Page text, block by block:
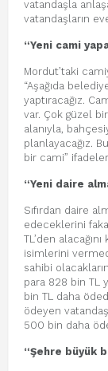
vatandaşla
vatandaşların
“Yeni cami
Mordut’taki
“Aşağıda
yaptıracağız.
var. Çok güzel
alanıyla,
planlayacağız.
bir cami”
“Yeni daire
Sıfırdan daire
edeceklerini
TL’den
isimlerini
sahibi
para 828 bin TL
bin TL daha
ödeyen
500 bin daha
“Şehre büyük